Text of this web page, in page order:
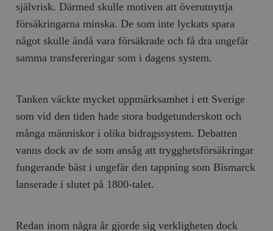
självrisk. Därmed skulle motiven att överutnyttja
försäkringarna minska. De som inte lyckats spara
något skulle ändå vara försäkrade och få dra ungefär
samma transfereringar som i dagens system.
Tanken väckte mycket uppmärksamhet i ett Sverige
som vid den tiden hade stora budgetunderskott och
många människor i olika bidragssystem. Debatten
vanns dock av de som ansåg att trygghetsförsäkringar
fungerande bäst i ungefär den tappning som Bismarck
lanserade i slutet på 1800-talet.
Redan inom några år gjorde sig verkligheten dock